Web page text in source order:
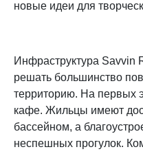
новые идеи для
Инфраструктура Savvin
решать большинство
территорию. На первых
кафе. Жильцы имеют
бассейном, а
неспешных прогулок.